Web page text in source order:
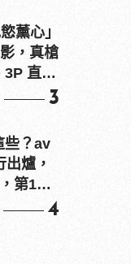
薰心」
，真槍
3P 直接
3
些？av
爐，
第1名
4